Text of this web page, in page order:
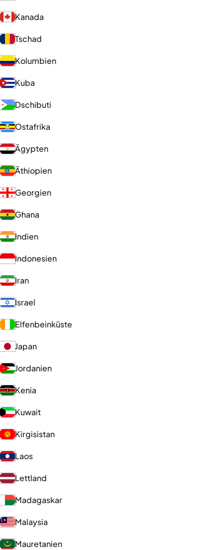
Kanada
Tschad
Kolumbien
Kuba
Dschibuti
Ostafrika
Ägypten
Äthiopien
Georgien
Ghana
Indien
Indonesien
Iran
Israel
Elfenbeinküste
Japan
Jordanien
Kenia
Kuwait
Kirgisistan
Laos
Lettland
Madagaskar
Malaysia
Mauretanien